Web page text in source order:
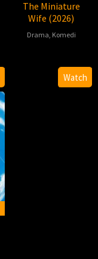
The Miniature
Wife (2026)
Drama, Komedi
04-
Watch